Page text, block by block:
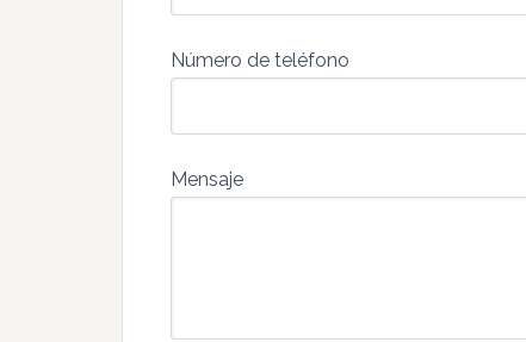
Número de teléfono
Mensaje